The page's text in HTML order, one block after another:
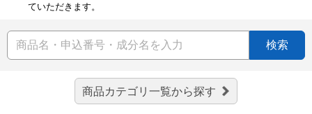
ていただきます。
検索
商品カテゴリ一覧から探す